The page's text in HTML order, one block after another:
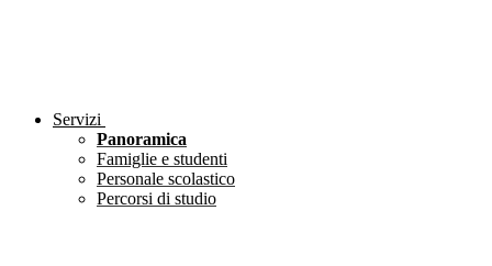
Servizi
Panoramica
Famiglie e studenti
Personale scolastico
Percorsi di studio